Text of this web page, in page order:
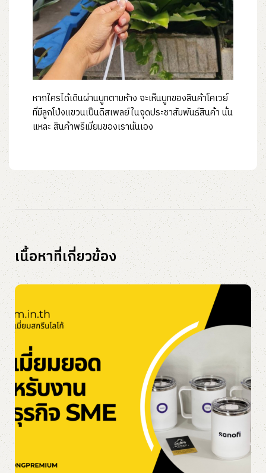
หากใครได้เดินผ่านบูทตามห้าง จะเห็นบูทของสินค้าโคเวย์
ที่มีลูกโป่งแขวนเป็นดิสเพลย์ในจุดประชาสัมพันธ์สินค้า นั่น
แหละ สินค้าพรีเมี่ยมของเรานั่นเอง
เนื้อหาที่เกี่ยวข้อง